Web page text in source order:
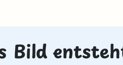
Bild